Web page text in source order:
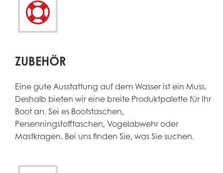


ZUBEHÖR
Eine gute Ausstattung auf dem Wasser ist ein Muss.
Deshalb bieten wir eine breite Produktpalette für Ihr
Boot an. Sei es Bootstaschen,
Persenningstofftaschen, Vogelabwehr oder
Mastkragen. Bei uns finden Sie, was Sie suchen.